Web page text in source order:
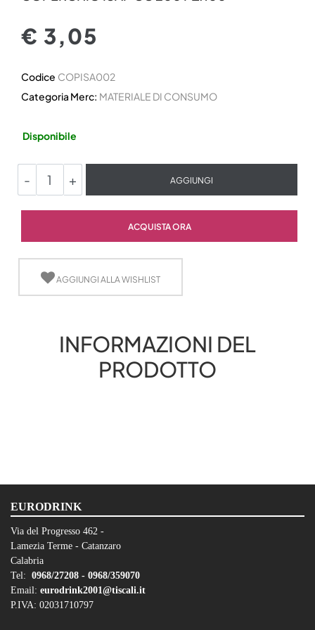
€ 3,05
Codice COPISA002
Categoria Merc: MATERIALE DI CONSUMO
Disponibile
AGGIUNGI
ACQUISTA ORA
AGGIUNGI ALLA WISHLIST
INFORMAZIONI DEL
PRODOTTO
EURODRINK
Via del Progresso 462 -
Lamezia Terme - Catanzaro
Calabria
Tel: 0968/27208 - 0968/359070
Email: eurodrink2001@tiscali.it
P.IVA: 02031710797